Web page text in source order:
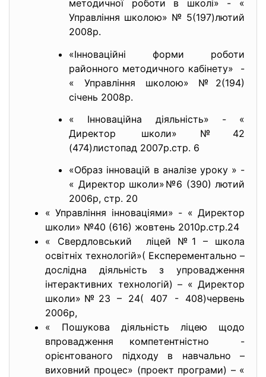
методичної роботи в школі» - «
Управління школою» № 5(197)лютий
2008р.
«Інноваційні форми роботи
районного методичного кабінету» -
« Управління школою» №2(194)
січень 2008р.
« Інноваційна діяльність» - «
Директор школи»№42
(474)листопад 2007р.стр. 6
«Образ інновацій в аналізе уроку » -
« Директор школи»№6 (390) лютий
2006р, стр. 20
« Управління інноваціями» - « Директор
школи» №40 (616) жовтень 2010р.стр.24
« Свердловський ліцей №1 – школа
освітніх технологій»( Експерементально –
дослідна діяльність з упровадження
інтерактивних технологій) – « Директор
школи»№23 – 24( 407 - 408)червень
2006р,
« Пошукова діяльність ліцею щодо
впровадження компетентністно -
орієнтованого підходу в навчально –
виховний процес» (проект програми) – «